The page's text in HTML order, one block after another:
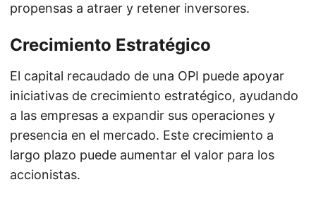
propensas a atraer y retener inversores.
Crecimiento Estratégico
El capital recaudado de una OPI puede apoyar
iniciativas de crecimiento estratégico, ayudando
a las empresas a expandir sus operaciones y
presencia en el mercado. Este crecimiento a
largo plazo puede aumentar el valor para los
accionistas.